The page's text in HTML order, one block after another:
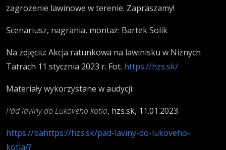
zagrożenie lawinowe w terenie. Zapraszamy!
Scenariusz, nagrania, montaż: Bartek Solik
Na zdjęciu: Akcja ratunkowa na lawinisku w Niżnych
Tatrach 11 stycznia 2023 r. Fot. https://hzs.sk/
Materiały wykorzystane w audycji:
Pád lavíny do Lukového kotla, hzs.sk, 11.01.2023
https://bahttps://hzs.sk/pad-laviny-do-lukoveho-
kotla/?